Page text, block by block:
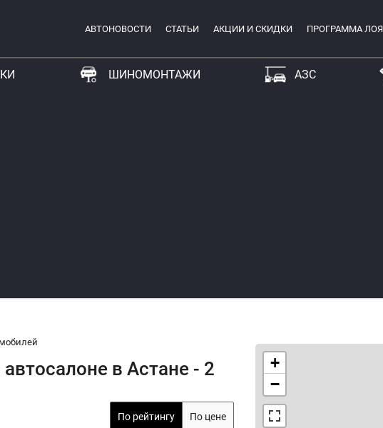
АВТОНОВОСТИ СТАТЬИ АКЦИИ И СКИДКИ ПРОГРАММА
ШИНОМОНТАЖИ АЗС
в Астане - 2
По рейтингу По цене
+
−